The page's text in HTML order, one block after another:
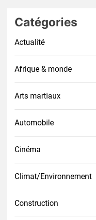
Catégories
Actualité
Afrique & monde
Arts martiaux
Automobile
Cinéma
Climat/Environnement
Construction